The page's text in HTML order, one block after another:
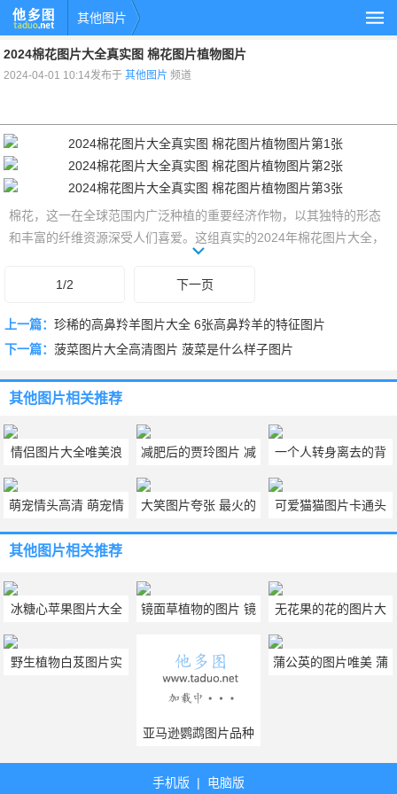
其他图片
2024棉花图片大全真实图 棉花图片植物图片
2024-04-01 10:14发布于其他图片 频道
棉花，这一在全球范围内广泛种植的重要经济作物，以其独特的形态
和丰富的纤维资源深受人们喜爱。这组真实的2024年棉花图片大全，
不仅捕捉了棉花植物在生长过程中的各个阶段，还展现了其作为纤维
来源的重要地位。通过这些图片，大家可以更加深入地了解棉花的生
1/2 下一页
上一篇： 珍稀的高鼻羚羊图片大全 6张高鼻羚羊的特征图片
下一篇： 菠菜图片大全高清图片 菠菜是什么样子图片
其他图片相关推荐
情侣图片大全唯美浪
漫 微信情侣图片大全
减肥后的贾玲图片 减
肥后的贾玲图片对比
一个人转身离去的背
影图片 独自一人背影
图片女
萌宠情头高清 萌宠情
头高清一左一右
大笑图片夸张 最火的
大笑图片大全
可爱猫猫图片卡通头
像 可爱猫猫图片萌萌
其他图片相关推荐
冰糖心苹果图片大全
大图 切开冰糖心苹果
的图片欣赏
镜面草植物的图片 镜
无花果的花的图片大
全 无花果植物图片欣
赏
野生植物白芨图片实
亚马逊鹦鹉图片品种
大图
蒲公英的图片唯美 蒲
手机版 | 电脑版